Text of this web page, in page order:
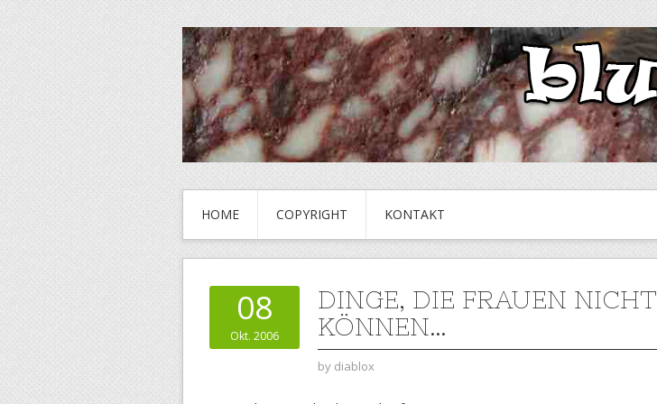
HOME COPYRIGHT KONTAKT
08
Okt. 2006
DINGE, DIE FRAUEN NICHT
KÖNNEN…
by diablox